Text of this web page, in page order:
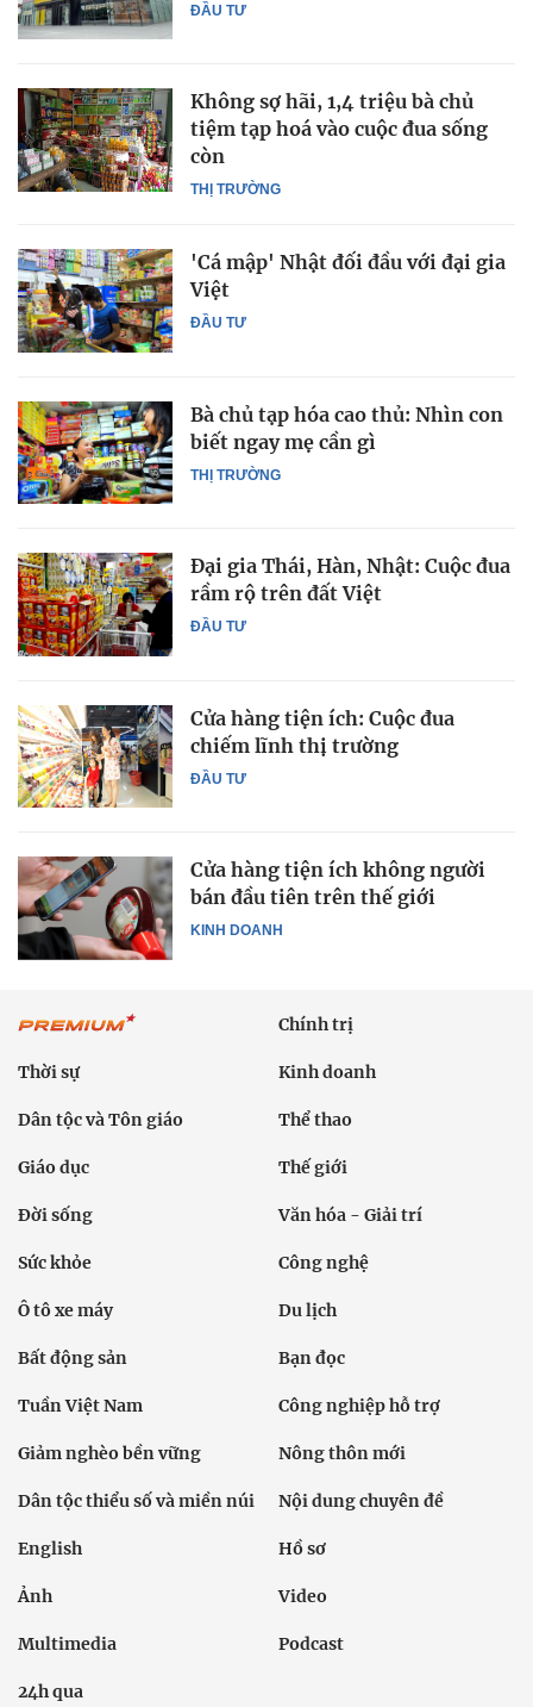
ĐẦU TƯ
THỊ TRƯỜNG
Không sợ hãi, 1,4 triệu bà chủ
tiệm tạp hoá vào cuộc đua sống
còn
ĐẦU TƯ
'Cá mập' Nhật đối đầu với đại gia
Việt
THỊ TRƯỜNG
Bà chủ tạp hóa cao thủ: Nhìn con
biết ngay mẹ cần gì
ĐẦU TƯ
Đại gia Thái, Hàn, Nhật: Cuộc đua
rầm rộ trên đất Việt
ĐẦU TƯ
Cửa hàng tiện ích: Cuộc đua
chiếm lĩnh thị trường
KINH DOANH
Cửa hàng tiện ích không người
bán đầu tiên trên thế giới
Chính trị
Thời sự Kinh doanh
Dân tộc và Tôn giáo Thể thao
Giáo dục Thế giới
Đời sống Văn hóa - Giải trí
Sức khỏe Công nghệ
Ô tô xe máy Du lịch
Bất động sản Bạn đọc
Tuần Việt Nam Công nghiệp hỗ trợ
Giảm nghèo bền vững Nông thôn mới
Dân tộc thiểu số và miền núi Nội dung chuyên đề
English Hồ sơ
Ảnh Video
Multimedia Podcast
24h qua